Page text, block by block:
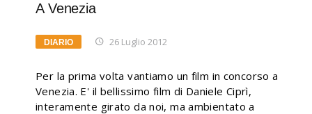
A Venezia
DIARIO 26 Luglio 2012
Per la prima volta vantiamo un film in concorso a
Venezia. E' il bellissimo film di Daniele Ciprì,
interamente girato da noi, ma ambientato a